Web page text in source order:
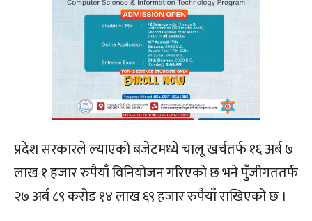
प्रदेश सरकारले ल्याएको बजेटमध्ये चालू खर्चतर्फ १६ अर्ब ७
लाख १ हजार रुपैयाँ विनियोजन गरिएको छ भने पुँजीगततर्फ
२७ अर्ब ८९ करोड १४ लाख ६९ हजार रुपैयाँ राखिएको छ ।